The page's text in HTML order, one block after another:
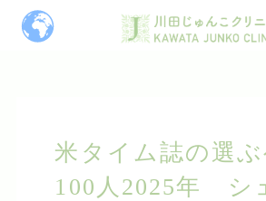
米タイム誌の選
100人2025年 シ